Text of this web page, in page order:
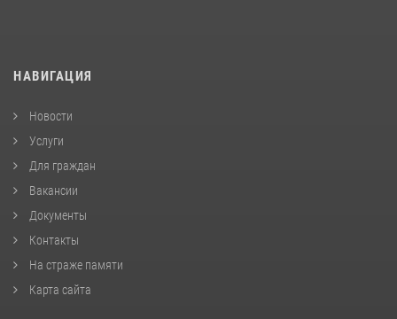
НАВИГАЦИЯ
Новости
Услуги
Для граждан
Вакансии
Документы
Контакты
На страже памяти
Карта сайта